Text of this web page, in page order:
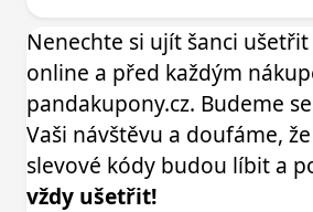
Nenechte si ujít šanci
online a před každým
pandakupony.cz. Budeme
Vaši návštěvu a doufáme,
slevové kódy budou líbit a
vždy ušetřit!